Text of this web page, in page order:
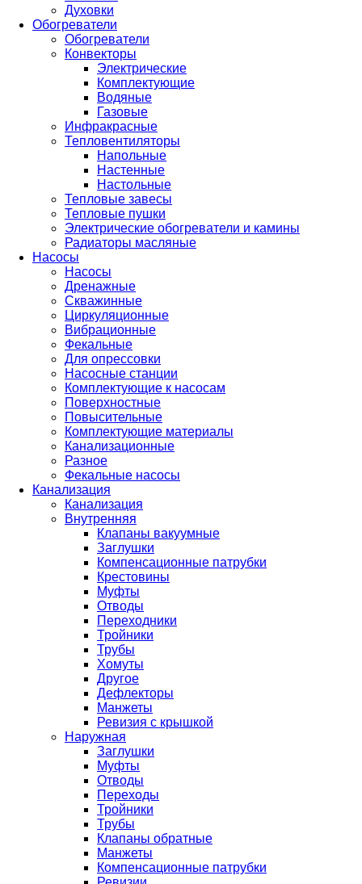
Духовки
Обогреватели
Обогреватели
Конвекторы
Электрические
Комплектующие
Водяные
Газовые
Инфракрасные
Тепловентиляторы
Напольные
Настенные
Настольные
Тепловые завесы
Тепловые пушки
Электрические обогреватели и камины
Радиаторы масляные
Насосы
Насосы
Дренажные
Скважинные
Циркуляционные
Вибрационные
Фекальные
Для опрессовки
Насосные станции
Комплектующие к насосам
Поверхностные
Повысительные
Комплектующие материалы
Канализационные
Разное
Фекальные насосы
Канализация
Канализация
Внутренняя
Клапаны вакуумные
Заглушки
Компенсационные патрубки
Крестовины
Муфты
Отводы
Переходники
Тройники
Трубы
Хомуты
Другое
Дефлекторы
Манжеты
Ревизия с крышкой
Наружная
Заглушки
Муфты
Отводы
Переходы
Тройники
Трубы
Клапаны обратные
Манжеты
Компенсационные патрубки